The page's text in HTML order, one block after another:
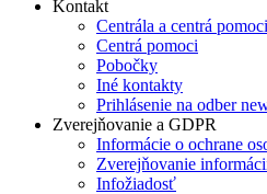
Kontakt
Centrála a centrá pomoci
Centrá pomoci
Pobočky
Iné kontakty
Prihlásenie na odber
Zverejňovanie a GDPR
Informácie o ochrane
Zverejňovanie
Infožiadosť